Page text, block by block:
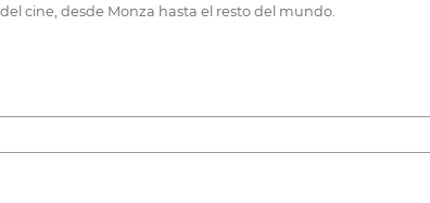
cine, desde Monza hasta el resto del mundo.